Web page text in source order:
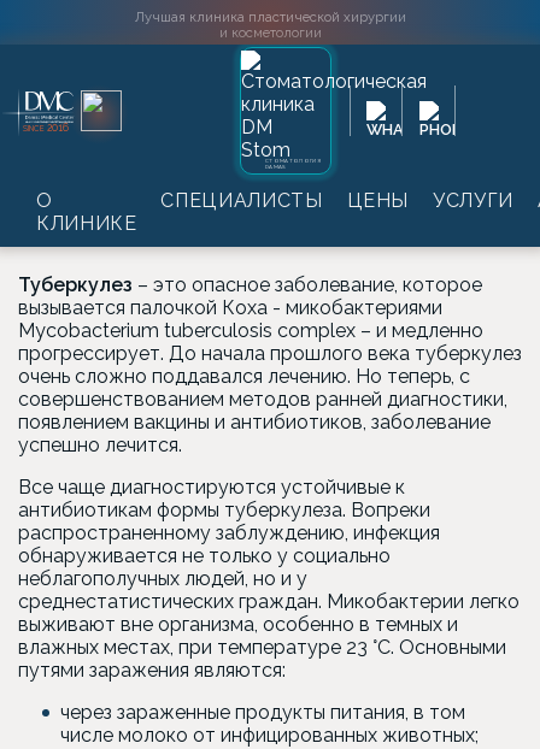
Лучшая клиника пластической хирургии
и косметологии
SINCE 2016
СТОМАТОЛОГИЯ
DAMAS
О
КЛИНИКЕ
СПЕЦИАЛИСТЫ ЦЕНЫ УСЛУГИ
Главная → Лабораторные обследования →
Серологическая диагностика инфекционных болезней
Анализ на туберкулез
Туберкулез – это опасное заболевание, которое
вызывается палочкой Коха - микобактериями
Mycobacterium tuberculosis complex – и медленно
прогрессирует. До начала прошлого века туберкулез
очень сложно поддавался лечению. Но теперь, с
совершенствованием методов ранней диагностики,
появлением вакцины и антибиотиков, заболевание
успешно лечится.
Все чаще диагностируются устойчивые к
антибиотикам формы туберкулеза. Вопреки
распространенному заблуждению, инфекция
обнаруживается не только у социально
неблагополучных людей, но и у
среднестатистических граждан. Микобактерии легко
выживают вне организма, особенно в темных и
влажных местах, при температуре 23 °C. Основными
путями заражения являются:
через зараженные продукты питания, в том
числе молоко от инфицированных животных;